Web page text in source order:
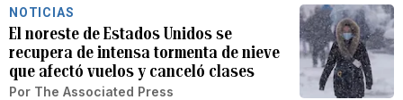
NOTICIAS
El noreste de Estados Unidos se
recupera de intensa tormenta de nieve
que afectó vuelos y canceló clases
Por The Associated Press